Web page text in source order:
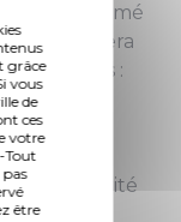
grâce
vous
de
ces
votre
Tout
être
sera animé
et donnera
suivants :
(Sécurité